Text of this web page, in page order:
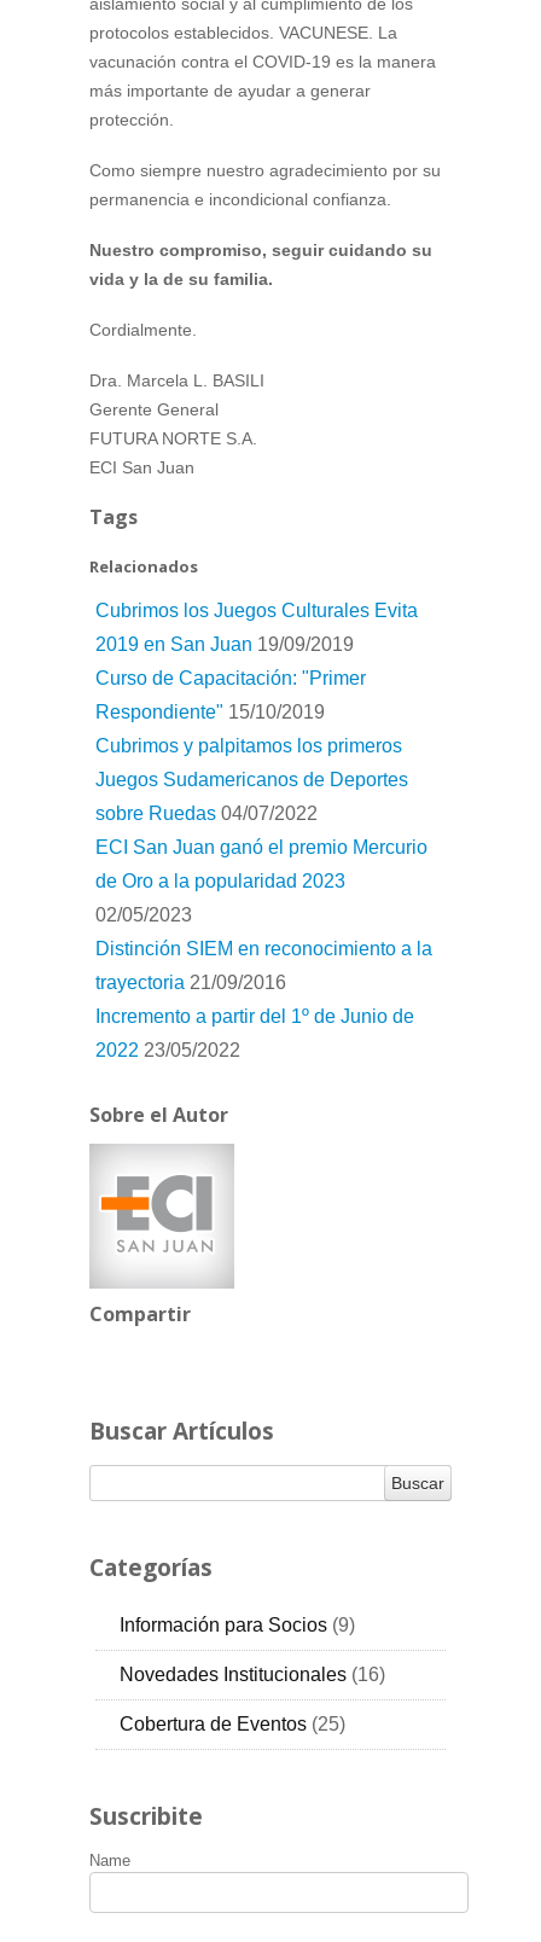
protocolos establecidos. VACUNESE. La
vacunación contra el COVID-19 es la manera
más importante de ayudar a generar
protección.
Como siempre nuestro agradecimiento por su
permanencia e incondicional confianza.
Nuestro compromiso, seguir cuidando su
vida y la de su familia.
Cordialmente.
Dra. Marcela L. BASILI
Gerente General
FUTURA NORTE S.A.
ECI San Juan
Tags
Relacionados
Cubrimos los Juegos Culturales Evita
2019 en San Juan 19/09/2019
Curso de Capacitación: "Primer
Respondiente" 15/10/2019
Cubrimos y palpitamos los primeros
Juegos Sudamericanos de Deportes
sobre Ruedas 04/07/2022
ECI San Juan ganó el premio Mercurio
de Oro a la popularidad 2023
02/05/2023
Distinción SIEM en reconocimiento a la
trayectoria 21/09/2016
Incremento a partir del 1º de Junio de
2022 23/05/2022
Sobre el Autor
Compartir
Buscar Artículos
Categorías
RSS
Información para Socios (9)
RSS
Novedades Institucionales (16)
RSS
Cobertura de Eventos (25)
Suscribite
Name